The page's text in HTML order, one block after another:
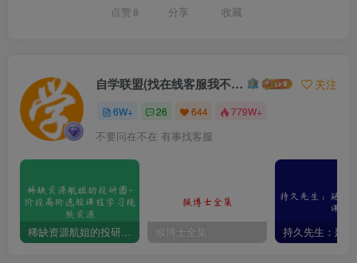
点赞 8 分享 收藏
自学联盟(找在线客服我不回信息的) 关注
6W+ 26 644 779W+
不要问在不在 有事找客服
稀缺资源航姐的投研圈-价投高阶选股课程学习视频资源 猴博士全集